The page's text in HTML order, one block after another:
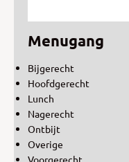
Menugang
Bijgerecht
Hoofdgerecht
Lunch
Nagerecht
Ontbijt
Overige